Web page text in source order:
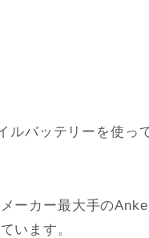
ルバッテリーを使っ
ーカー最大手の
います。